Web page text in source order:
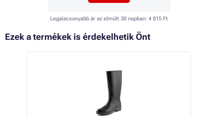
Legalacsonyabb ár az elmúlt 30 napban: 4 815 Ft
Ezek a termékek is érdekelhetik Önt